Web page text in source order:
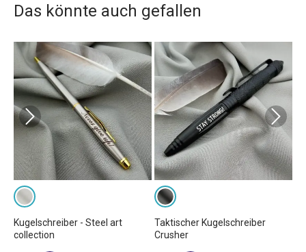
Das könnte auch gefallen
Kugelschreiber - Steel art
collection
Taktischer Kugelschreiber
Crusher